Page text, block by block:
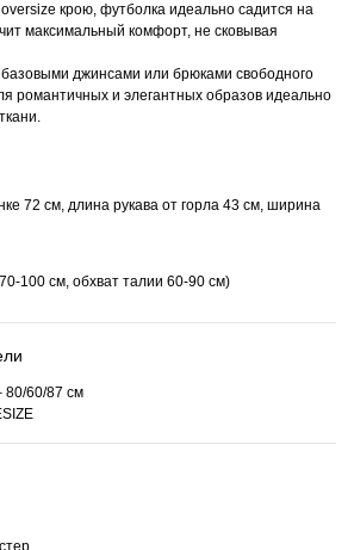
крою, футболка идеально садится на
максимальный комфорт, не сковывая
джинсами или брюками свободного
романтичных и элегантных образов идеально
72 см, длина рукава от горла 43 см, ширина
100 см, обхват талии 60-90 см)
80/60/87 см